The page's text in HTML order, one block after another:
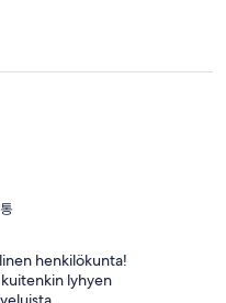
henkilökunta!
lyhyen